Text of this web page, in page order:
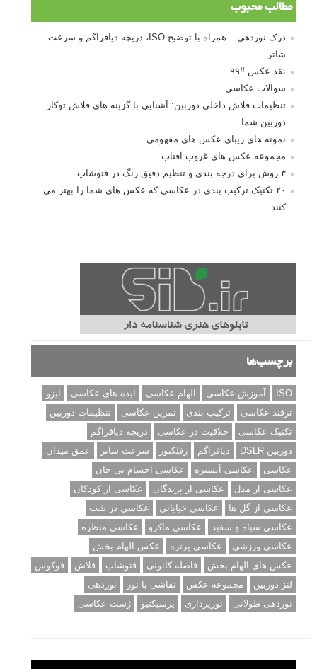
مطالب محبوب
درک نوردهی – همراه با توضیح ISO، دریچه دیافراگم و سرعت
شاتر
نقد عکس #۹۹
سوالات عکاسی
تنظیمات فلاش داخلی دوربین: آشنایی با گزینه های فلاش توکار
دوربین شما
نمونه های زیبای عکس های مفهومی
مجموعه عکس های غروب آفتاب
۳ روش برای درجه بندی و تنظیم دقیق رنگ در فتوشاپ
۲۰ تکنیک ترکیب بندی در عکاسی که عکس های شما را بهتر می
کنند
برچسب‌ها
ISO آموزش عکاسی الهام عکاسی ایده های عکاسی
ایزو
ترفند عکاسی
ترکیب بندی تمرین عکاسی
تنظیمات دوربین
تکنیک عکاسی
خلاقیت در عکاسی
دریچه دیافراگم
دوربین DSLR
دیافراگم رفلکتور سرعت شاتر
عمق میدان
عکاسی
عکاسی آبستره
عکاسی اجسام بی جان
عکاسی از مدل
عکاسی از پرندگان
عکاسی از کودکان
عکاسی از گل ها
عکاسی خیابانی
عکاسی در شب
عکاسی سیاه و سفید
عکاسی ماکرو
عکاسی منظره
عکاسی ورزشی
عکاسی پرتره
عکس الهام بخش
عکس های الهام بخش
فاصله کانونی فتوشاپ فلاش
فوکوس
لنز دوربین
مجموعه عکس نقاشی با نور
نوردهی
نوردهی طولانی
نورپردازی پرسپکتیو ژست عکاسی